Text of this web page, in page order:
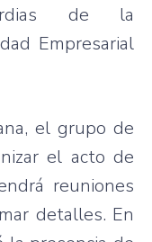
de la
Empresarial
el grupo de
el acto de
reuniones
detalles. En